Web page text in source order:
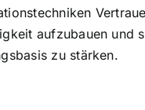
aufzubauen und
zu stärken.